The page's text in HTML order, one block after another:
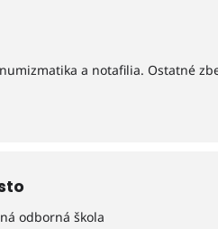
a notafilia. Ostatné
odborná škola